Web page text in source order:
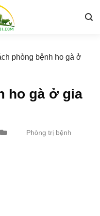
phòng bệnh ho gà ở
ho gà ở gia
Phòng trị bệnh